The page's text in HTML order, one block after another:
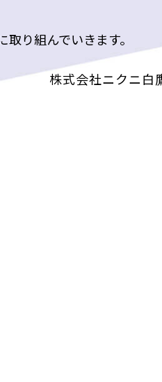
り組んでいきます。
株式会社ニクニ